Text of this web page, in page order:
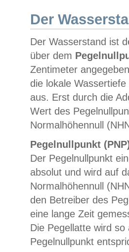
Der
Der Wasserstand ist
über dem
Zentimeter
die lokale
aus. Erst durch die
Wert des
Normalhöhennull
Pegelnullpunkt
Der Pegelnullpunkt
absolut und wird auf
Normalhöhennull
den Betreiber des
eine lange Zeit
Die Pegellatte wird
Pegelnullpunkt